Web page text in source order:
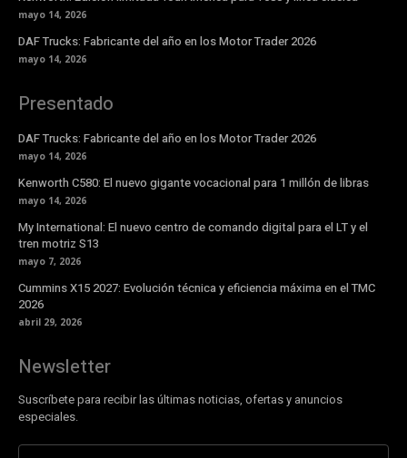
mayo 14, 2026
DAF Trucks: Fabricante del año en los Motor Trader 2026
mayo 14, 2026
Presentado
DAF Trucks: Fabricante del año en los Motor Trader 2026
mayo 14, 2026
Kenworth C580: El nuevo gigante vocacional para 1 millón de libras
mayo 14, 2026
My International: El nuevo centro de comando digital para el LT y el
tren motriz S13
mayo 7, 2026
Cummins X15 2027: Evolución técnica y eficiencia máxima en el TMC
2026
abril 29, 2026
Newsletter
Suscríbete para recibir las últimas noticias, ofertas y anuncios
especiales.